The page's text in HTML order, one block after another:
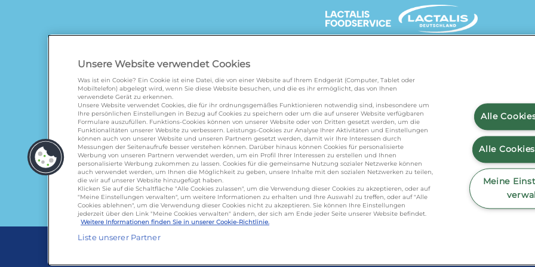
UNSERE MARKENSEITEN
galbani.de/leerdammer.de/president.de/salakis.de/ frankenland.com/
KONTAKT
foodservice.info@de.lactalis.com
Lactalis Deutschland GmbH - Tel: +49 (0)751 887 366
Omira Bodenseemilch GmbH - Tel: +49 (0)751 887
Unsere Website verwendet Cookies
Was ist ein Cookie? Ein Cookie ist eine Datei, die von einer Website auf Ihrem Endgerät (Computer, Tablet oder
Mobiltelefon) abgelegt wird, wenn Sie diese Website besuchen, und die es ihr ermöglicht, das von Ihnen
verwendete Gerät zu erkennen.
Unsere Website verwendet Cookies, die für ihr ordnungsgemäßes Funktionieren notwendig sind, insbesondere um
Ihre persönlichen Einstellungen in Bezug auf Cookies zu speichern oder um die auf unserer Website verfügbaren
Formulare auszufüllen. Funktions-Cookies können von unserer Website oder von Dritten gesetzt werden, um die
Funktionalitäten unserer Website zu verbessern. Leistungs-Cookies zur Analyse Ihrer Aktivitäten und Einstellungen
können auch von unserer Website und unseren Partnern gesetzt werden, damit wir Ihre Interessen durch
Messungen der Seitenaufrufe besser verstehen können. Darüber hinaus können Cookies für personalisierte
Werbung von unseren Partnern verwendet werden, um ein Profil Ihrer Interessen zu erstellen und Ihnen
personalisierte Werbung zukommen zu lassen. Cookies für die gemeinsame Nutzung sozialer Netzwerke können
auch verwendet werden, um Ihnen die Möglichkeit zu geben, unsere Inhalte mit den sozialen Netzwerken zu teilen,
die wir auf unserer Website hinzugefügt haben.
Klicken Sie auf die Schaltfläche "Alle Cookies zulassen", um die Verwendung dieser Cookies zu akzeptieren, oder auf
"Meine Einstellungen verwalten", um weitere Informationen zu erhalten und Ihre Auswahl zu treffen, oder auf "Alle
Cookies ablehnen", um die Verwendung dieser Cookies nicht zu akzeptieren. Sie können Ihre Einstellungen
jederzeit über den Link "Meine Cookies verwalten" ändern, der sich am Ende jeder Seite unserer Website befindet.
Weitere Informationen finden Sie in unserer Cookie-Richtlinie.
Liste unserer Partner
Alle
Alle
Meine